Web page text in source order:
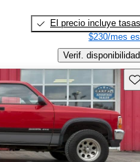
El precio incluye tasas
$230/mes
Verif. disponibilidad